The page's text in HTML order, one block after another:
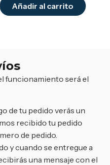
Añadir al carrito
funcionamiento será el
de tu pedido verás un
recibido tu pedido
de pedido.
y cuando se entregue a
una mensaje con el